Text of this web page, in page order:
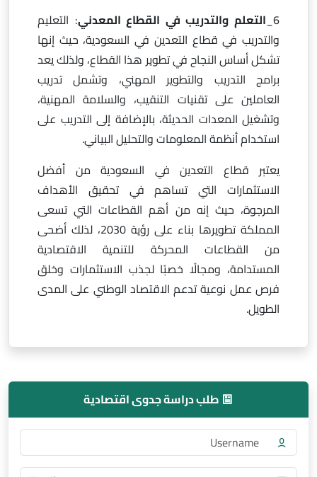
6_ التعلم والتدريب في القطاع المعدني: التعليم
والتدريب في قطاع التعدين في السعودية، حيث إنها
تشكل أساس النجاح في تطوير هذا القطاع، ولذلك يعد
برامج التدريب والتطوير المهني، وتشمل تدريب
العاملين على تقنيات التنقيب، والسلامة المهنية،
وتشغيل المعدات الحديثة، بالإضافة إلى التدريب على
استخدام أنظمة المعلومات والتحليل البياني.
يعتبر قطاع التعدين في السعودية من أفضل
الاستثمارات التي تساهم في تحقيق الأهداف
المرجوة، حيث إنه من أهم القطاعات التي تسعى
المملكة تطويرها بناء على رؤية 2030، لذلك أضحى
من القطاعات المحركة للتنمية الاقتصادية
المستدامة، ومجالًا خصبًا لجذب الاستثمارات وخلق
فرص عمل نوعية تدعم الاقتصاد الوطني على المدى
الطويل.
طلب دراسة جدوى اقتصادية